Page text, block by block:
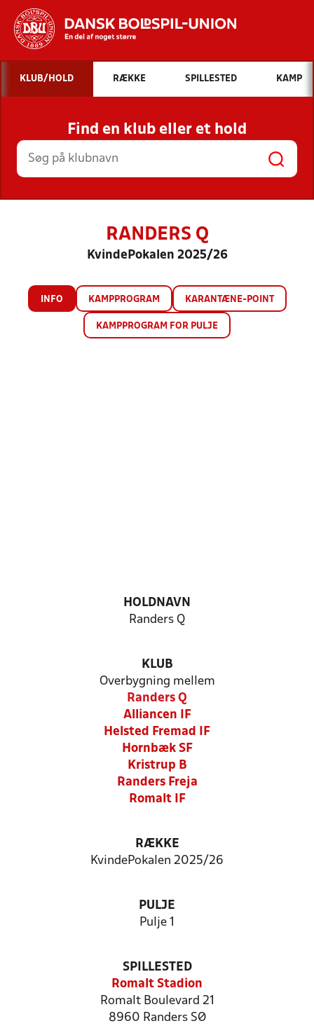
Hvad vil du søge efter?
INDHOLD OG NYHEDER
STILLINGER, RESULTATER, KLUBBER OG
HOLD
KLUB/HOLD RÆKKE SPILLESTED KAMP
Find en klub eller et hold
RANDERS Q
KvindePokalen 2025/26
INFO KAMPPROGRAM KARANTÆNE-POINT
KAMPPROGRAM FOR PULJE
HOLDNAVN
Randers Q
KLUB
Overbygning mellem
Randers Q
Alliancen IF
Helsted Fremad IF
Hornbæk SF
Kristrup B
Randers Freja
Romalt IF
RÆKKE
KvindePokalen 2025/26
PULJE
Pulje 1
SPILLESTED
Romalt Stadion
Romalt Boulevard 21
8960 Randers SØ